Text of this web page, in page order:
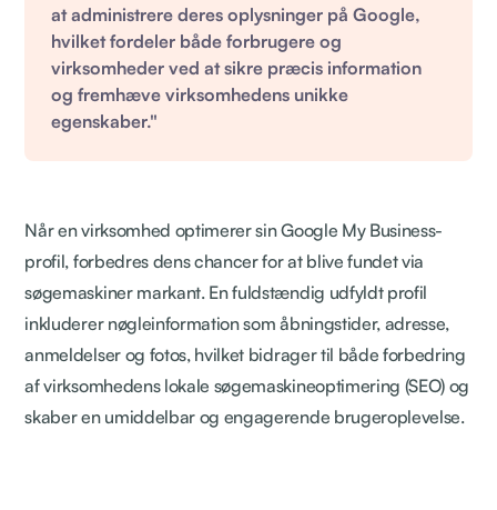
at administrere deres oplysninger på Google,
hvilket fordeler både forbrugere og
virksomheder ved at sikre præcis information
og fremhæve virksomhedens unikke
egenskaber."
Når en virksomhed optimerer sin Google My Business-
profil, forbedres dens chancer for at blive fundet via
søgemaskiner markant. En fuldstændig udfyldt profil
inkluderer nøgleinformation som åbningstider, adresse,
anmeldelser og fotos, hvilket bidrager til både forbedring
af virksomhedens lokale søgemaskineoptimering (SEO) og
skaber en umiddelbar og engagerende brugeroplevelse.